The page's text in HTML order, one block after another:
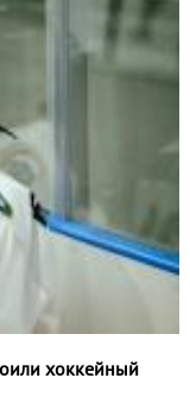
хоккейный